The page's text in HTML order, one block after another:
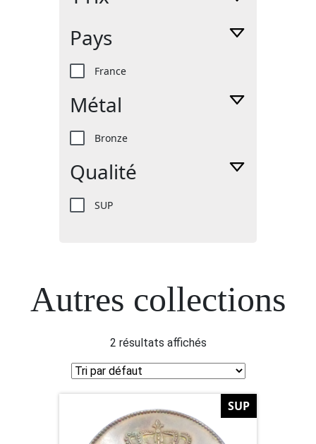
Pays
France
Métal
Bronze
Qualité
SUP
Autres collections
2 résultats affichés
SUP